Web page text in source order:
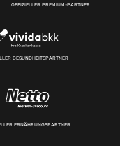
OFFIZIELLER PREMIUM-PARTNER
GESUNDHEITSPARTNER
ERNÄHRUNGSPARTNER